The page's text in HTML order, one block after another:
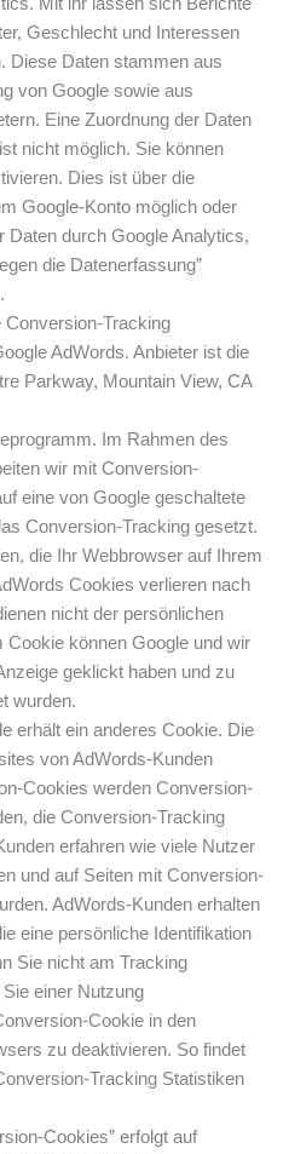
Geschlecht und Interessen
Diese Daten stammen aus
von Google sowie aus
Eine Zuordnung der Daten
nicht möglich. Sie können
Dies ist über die
Google-Konto möglich oder
Daten durch Google Analytics,
die Datenerfassung”
Conversion-Tracking
AdWords. Anbieter ist die
Parkway, Mountain View, CA
Im Rahmen des
wir mit Conversion-
eine von Google geschaltete
Conversion-Tracking gesetzt.
die Ihr Webbrowser auf Ihrem
Cookies verlieren nach
nicht der persönlichen
Cookie können Google und wir
geklickt haben und zu
wurden.
erhält ein anderes Cookie. Die
von AdWords-Kunden
Cookies werden Conversion-
die Conversion-Tracking
erfahren wie viele Nutzer
und auf Seiten mit Conversion-
AdWords-Kunden erhalten
eine persönliche Identifikation
Sie nicht am Tracking
einer Nutzung
Cookie in den
zu deaktivieren. So findet
Tracking Statistiken
Cookies” erfolgt auf